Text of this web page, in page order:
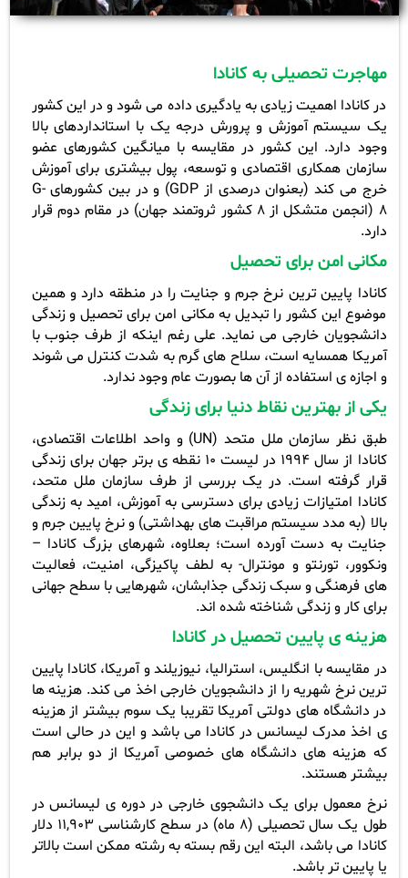
مهاجرت تحصیلی به کانادا
در کانادا اهمیت زیادی به یادگیری داده می شود و در این کشور
یک سیستم آموزش و پرورش درجه یک با استانداردهای بالا
وجود دارد. این کشور در مقایسه با میانگین کشورهای عضو
سازمان همکاری اقتصادی و توسعه، پول بیشتری برای آموزش
خرج می کند (بعنوان درصدی از GDP) و در بین کشورهایG-
8
(انجمن متشکل از 8 کشور ثروتمند جهان) در مقام دوم قرار
دارد.
مکانی امن برای تحصیل
کانادا پایین ترین نرخ جرم و جنایت را در منطقه دارد و همین
موضوع این کشور را تبدیل به مکانی امن برای تحصیل و زندگی
دانشجویان خارجی می نماید. علی رغم اینکه از طرف جنوب با
آمریکا همسایه است، سلاح های گرم به شدت کنترل می شوند
و اجازه ی استفاده از آن ها بصورت عام وجود ندارد.
یکی از بهترین نقاط دنیا برای زندگی
طبق نظر سازمان ملل متحد (UN) و واحد اطلاعات اقتصادی،
کانادا از سال 1994 در لیست 10 نقطه ی برتر جهان برای زندگی
قرار گرفته است. در یک بررسی از طرف سازمان ملل متحد،
کانادا امتیازات زیادی برای دسترسی به آموزش، امید به زندگی
بالا (به مدد سیستم مراقبت های بهداشتی) و نرخ پایین جرم و
جنایت به دست آورده است؛ بعلاوه، شهرهای بزرگ کانادا –
ونکوور، تورنتو و مونترال- به لطف پاکیزگی، امنیت، فعالیت
های فرهنگی و سبک زندگی جذابشان، شهرهایی با سطح جهانی
برای کار و زندگی شناخته شده اند.
هزینه ی پایین تحصیل در کانادا
در مقایسه با انگلیس، استرالیا، نیوزیلند و آمریکا، کانادا پایین
ترین نرخ شهریه را از دانشجویان خارجی اخذ می کند. هزینه ها
در دانشگاه های دولتی آمریکا تقریبا یک سوم بیشتر از هزینه
ی اخذ مدرک لیسانس در کانادا می باشد و این در حالی است
که هزینه های دانشگاه های خصوصی آمریکا از دو برابر هم
بیشتر هستند.
نرخ معمول برای یک دانشجوی خارجی در دوره ی لیسانس در
طول یک سال تحصیلی (8 ماه) در سطح کارشناسی 11,903 دلار
کانادا می باشد، البته این رقم بسته به رشته ممکن است بالاتر
یا پایین تر باشد.